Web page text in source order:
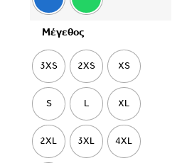
Μέγεθος
3XS 2XS XS
S L XL
2XL 3XL 4XL